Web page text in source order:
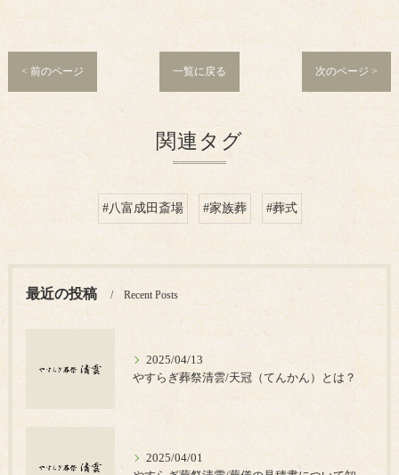
< 前のページ 一覧に戻る 次のページ >
関連タグ
#八富成田斎場 #家族葬 #葬式
最近の投稿 Recent Posts
2025/04/13
やすらぎ葬祭清雲/天冠（てんかん）とは？
2025/04/01